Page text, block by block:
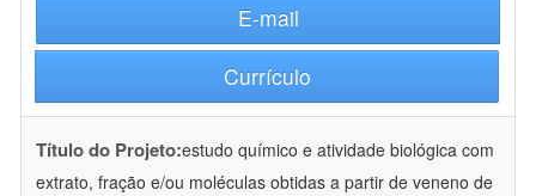
E-mail
Currículo
Título do Projeto:estudo químico e atividade biológica com
extrato, fração e/ou moléculas obtidas a partir de veneno de